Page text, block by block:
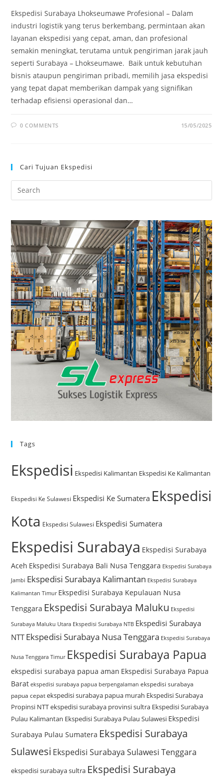
Ekspedisi Surabaya Lhokseumawe Profesional – Dalam
industri logistik yang terus berkembang, permintaan akan
layanan ekspedisi yang cepat, aman, dan profesional
semakin meningkat, terutama untuk pengiriman jarak jauh
seperti Surabaya – Lhokseumawe. Baik untuk kebutuhan
bisnis ataupun pengiriman pribadi, memilih jasa ekspedisi
yang tepat dapat memberikan dampak yang signifikan
terhadap efisiensi operasional dan…
0 COMMENTS 15/05/2025
Cari Tujuan Ekspedisi
Tags
Ekspedisi Ekspedisi Kalimantan Ekspedisi Ke Kalimantan
Ekspedisi Ke Sulawesi Ekspedisi Ke Sumatera Ekspedisi
Kota Ekspedisi Sulawesi Ekspedisi Sumatera
Ekspedisi Surabaya Ekspedisi Surabaya
Aceh Ekspedisi Surabaya Bali Nusa Tenggara Ekspedisi Surabaya
Jambi Ekspedisi Surabaya Kalimantan Ekspedisi Surabaya
Kalimantan Timur Ekspedisi Surabaya Kepulauan Nusa
Tenggara Ekspedisi Surabaya Maluku Ekspedisi
Surabaya Maluku Utara Ekspedisi Surabaya NTB Ekspedisi Surabaya
NTTEkspedisi Surabaya Nusa Tenggara Ekspedisi Surabaya
Nusa Tenggara Timur Ekspedisi Surabaya Papua
ekspedisi surabaya papua aman Ekspedisi Surabaya Papua
Barat ekspedisi surabaya papua berpengalaman ekspedisi surabaya
papua cepat ekspedisi surabaya papua murah Ekspedisi Surabaya
Propinsi NTTekspedisi surabaya provinsi sultra Ekspedisi Surabaya
Pulau Kalimantan Ekspedisi Surabaya Pulau Sulawesi Ekspedisi
Surabaya Pulau Sumatera Ekspedisi Surabaya
Sulawesi Ekspedisi Surabaya Sulawesi Tenggara
ekspedisi surabaya sultra Ekspedisi Surabaya